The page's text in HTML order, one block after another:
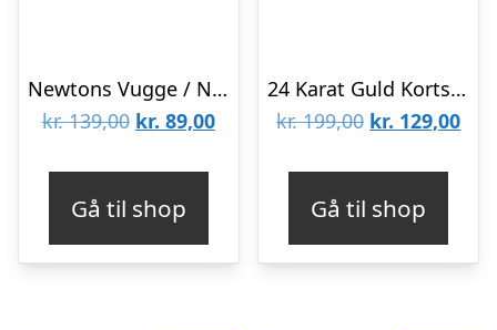
Newtons Vugge / Newtons Cradle
kr.139,00 Den
var:
kr. 139,00.
kr. 89,00Den
kr. 89,00.
Gå til shop
24 Karat Guld Kortspil – Med Eksklusiv Trææske
kr.199,00 Den
var:
kr. 199,00.
kr. 129,00Den
kr.
Gå til shop